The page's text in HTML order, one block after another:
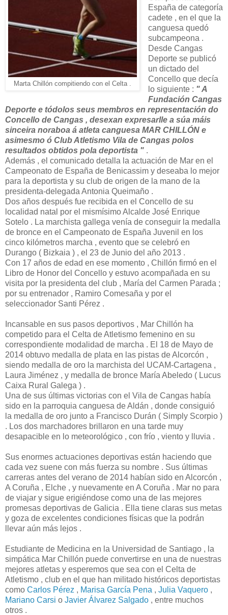
Marta Chillón compitiendo con el Celta .
España de categoría
cadete , en el que la
canguesa quedó
subcampeona .
Desde Cangas
Deporte se publicó
un dictado del
Concello que decía
lo siguiente : " A
Fundación Cangas
Deporte e tódolos seus membros en representación do
Concello de Cangas , desexan expresarlle a súa máis
sinceira noraboa á atleta canguesa MAR CHILLÓN e
asimesmo ó Club Atletismo Vila de Cangas polos
resultados obtidos pola deportista " .
Además , el comunicado detalla la actuación de Mar en el
Campeonato de España de Benicassim y deseaba lo mejor
para la deportista y su club de origen de la mano de la
presidenta-delegada Antonia Queimaño .
Dos años después fue recibida en el Concello de su
localidad natal por el mismísimo Alcalde José Enrique
Sotelo . La marchista gallega venía de conseguir la medalla
de bronce en el Campeonato de España Juvenil en los
cinco kilómetros marcha , evento que se celebró en
Durango ( Bizkaia ) , el 23 de Junio del año 2013 .
Con 17 años de edad en ese momento , Chillón firmó en el
Libro de Honor del Concello y estuvo acompañada en su
visita por la presidenta del club , María del Carmen Parada ;
por su entrenador , Ramiro Comesaña y por el
seleccionador Santi Pérez .
Incansable en sus pasos deportivos , Mar Chillón ha
competido para el Celta de Atletismo femenino en su
correspondiente modalidad de marcha . El 18 de Mayo de
2014 obtuvo medalla de plata en las pistas de Alcorcón ,
siendo medalla de oro la marchista del UCAM-Cartagena ,
Laura Jiménez , y medalla de bronce María Abeledo ( Lucus
Caixa Rural Galega ) .
Una de sus últimas victorias con el Vila de Cangas había
sido en la parroquia canguesa de Aldán , donde consiguió
la medalla de oro junto a Francisco Durán ( Simply Scorpio )
. Los dos marchadores brillaron en una tarde muy
desapacible en lo meteorológico , con frío , viento y lluvia .
Sus enormes actuaciones deportivas están haciendo que
cada vez suene con más fuerza su nombre . Sus últimas
carreras antes del verano de 2014 habían sido en Alcorcón ,
A Coruña , Elche , y nuevamente en A Coruña . Mar no para
de viajar y sigue erigiéndose como una de las mejores
promesas deportivas de Galicia . Ella tiene claras sus metas
y goza de excelentes condiciones físicas que la podrán
llevar aún más lejos .
Estudiante de Medicina en la Universidad de Santiago , la
simpática Mar Chillón puede convertirse en una de nuestras
mejores atletas y esperemos que sea con el Celta de
Atletismo , club en el que han militado históricos deportistas
como Carlos Pérez , Marisa García Pena , Julia Vaquero ,
Mariano Carsi o Javier Álvarez Salgado , entre muchos
otros .